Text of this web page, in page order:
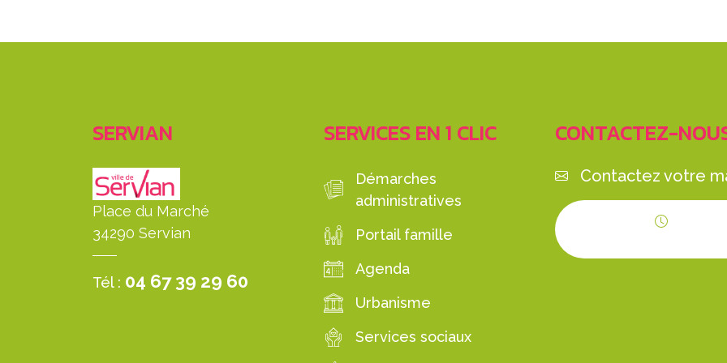
SERVIAN
Place du Marché
34290 Servian
Tél : 04 67 39 29 60
SERVICES EN 1 CLIC
Démarches
administratives
Portail famille
Agenda
Urbanisme
Services sociaux
CONTACTEZ-
Contactez votre